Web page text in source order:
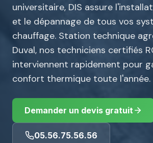
universitaire, DIS assure
et le dépannage de tous vos
chauffage. Station technique
Duval, nos techniciens certifiés
interviennent rapidement pour
confort thermique toute l'année.
Demander un devis gratuit
05.56.75.56.56